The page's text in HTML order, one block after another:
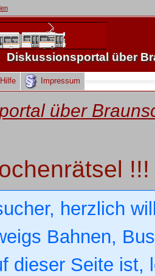
Diskussionsportal über
Hilfe Impressum
über
!!!
herzlich
Bahnen,
dieser Seite